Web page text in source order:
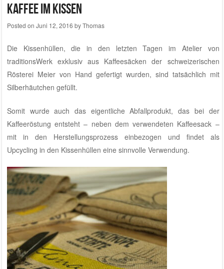
Kaffee im Kissen
Posted on Juni 12, 2016 byThomas
Die Kissenhüllen, die in den letzten Tagen im Atelier von
traditionsWerkexklusiv aus Kaffeesäcken der schweizerischen
Rösterei Meiervon Hand gefertigt wurden, sind tatsächlich mit
Silberhäutchen gefüllt.
Somit wurde auch das eigentliche Abfallprodukt, das bei der
Kaffeeröstung entsteht – neben dem verwendeten Kaffeesack –
mit in den Herstellungsprozess einbezogen und findet als
Upcycling in den Kissenhüllen eine sinnvolle Verwendung.